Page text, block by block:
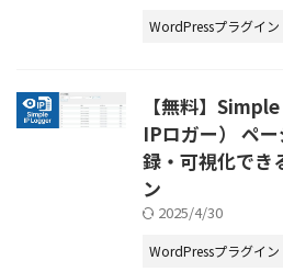
WordPressプラグイン
【無料】
IPロガー） ペ
録・可視化で
ン
2025/4/30
WordPressプラグイン